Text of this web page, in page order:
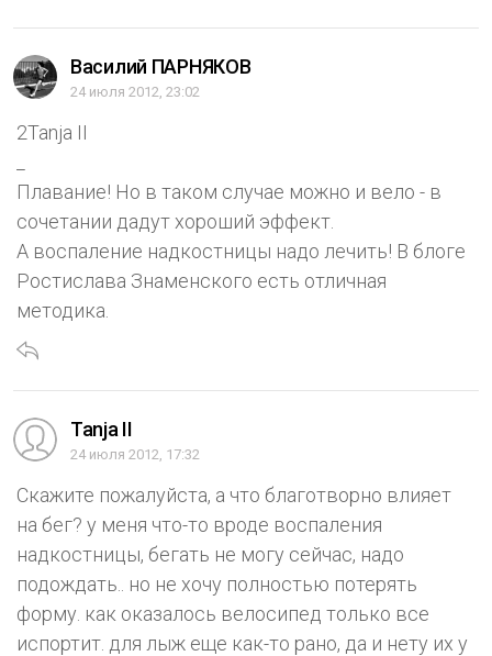
Василий ПАРНЯКОВ
24 июля 2012, 23:02
2Tanja II
Плавание! Но в таком случае можно и вело - в
сочетании дадут хороший эффект.
А воспаление надкостницы надо лечить! В блоге
Ростислава Знаменского есть отличная
методика.
Tanja II
24 июля 2012, 17:32
Скажите пожалуйста, а что благотворно влияет
на бег? у меня что-то вроде воспаления
надкостницы, бегать не могу сейчас, надо
подождать.. но не хочу полностью потерять
форму. как оказалось велосипед только все
испортит. для лыж еще как-то рано, да и нету их у